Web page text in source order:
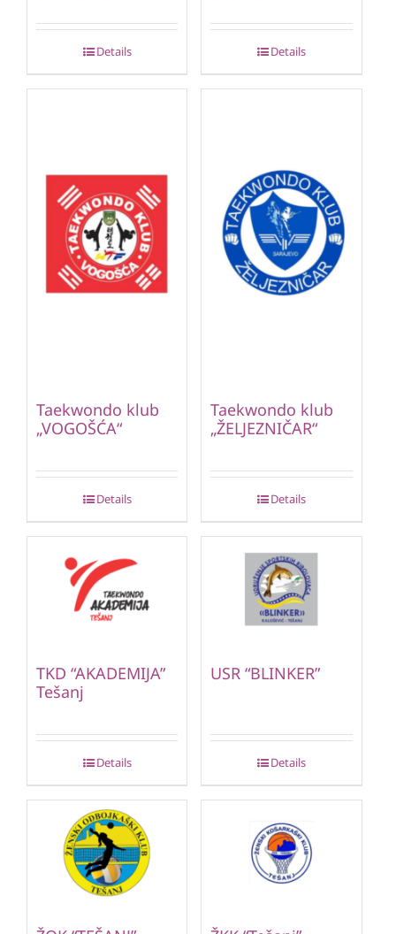
Details Details
Taekwondo klub
„VOGOŠĆA“
Details
Taekwondo klub
„ŽELJEZNIČAR“
Details
TKD “AKADEMIJA”
Tešanj
Details
USR “BLINKER”
Details